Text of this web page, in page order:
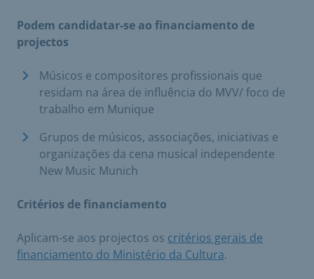
Podem candidatar-se ao financiamento de
projectos
Músicos e compositores profissionais que
residam na área de influência do MVV/ foco de
trabalho em Munique
Grupos de músicos, associações, iniciativas e
organizações da cena musical independente
New Music Munich
Critérios de financiamento
Aplicam-se aos projectos os critérios gerais de
financiamento do Ministério da Cultura.